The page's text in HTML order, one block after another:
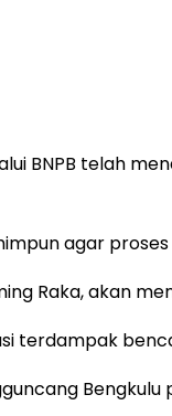
BNPB telah
agar
Raka, akan
terdampak
Bengkulu